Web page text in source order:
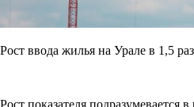
Рост ввода жилья на Урале в 1,5
Рост показателя подразумевается